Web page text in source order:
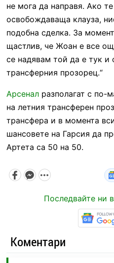
не мога да направя. Ако те
освобождаваща клауза,
подобна сделка. За
щастлив, че Жоан е все
се надявам той да е тук и
трансферния прозорец.“
Арсеналразполагат с по-
на летния трансферен
трансфера и в момента
шансовете на Гарсия да
Артета са 50 на 50.
Последвайте ни
Коментари